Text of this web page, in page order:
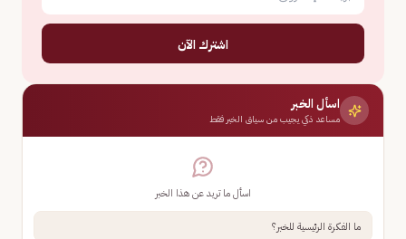
اشترك الآن
اسأل الخبر
مساعد ذكي يجيب من سياق الخبر فقط
اسأل ما تريد عن هذا الخبر
ما الفكرة الرئيسية للخبر؟